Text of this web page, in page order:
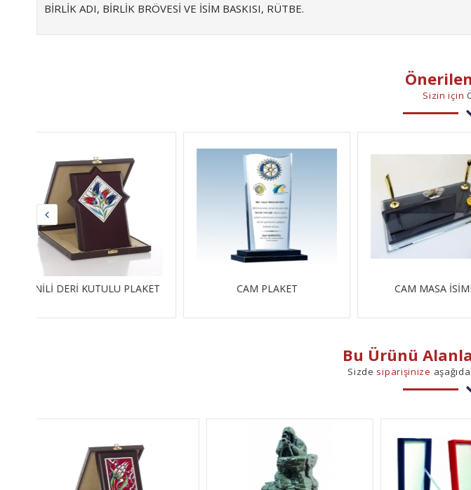
BİRLİK ADI, BİRLİK BRÖVESİ VE İSİM BASKISI, RÜTBE.
Önerilen
Sizin için
CAM PLAKET CAM MASA İSİMLİĞİ
M60T
Bu Ürünü
Sizde siparişinize